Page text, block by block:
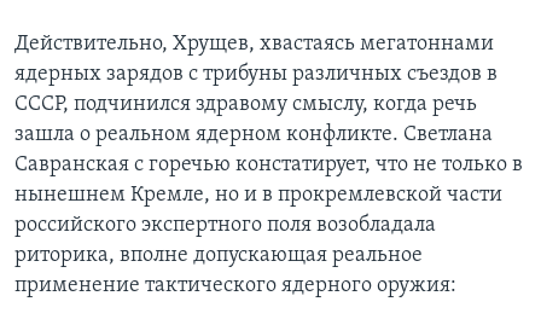
Действительно, Хрущев, хвастаясь мегатоннами
ядерных зарядов с трибуны различных съездов в
СССР, подчинился здравому смыслу, когда речь
зашла о реальном ядерном конфликте. Светлана
Савранская с горечью констатирует, что не только в
нынешнем Кремле, но и в прокремлевской части
российского экспертного поля возобладала
риторика, вполне допускающая реальное
применение тактического ядерного оружия: